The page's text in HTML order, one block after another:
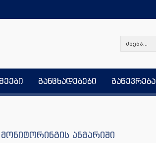
განცხადებები გაწევრება
ანგარიში